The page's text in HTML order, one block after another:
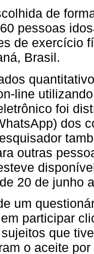
de
pessoas
de exercício
Brasil.
line
foi
dos
outras
20 de junho
um
participar
que
o aceite